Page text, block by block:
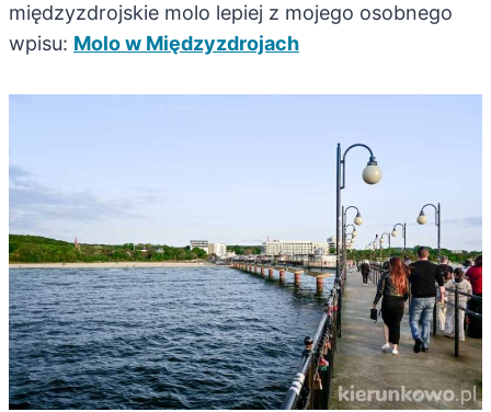
międzyzdrojskie molo lepiej z mojego osobnego
wpisu: Molo w Międzyzdrojach